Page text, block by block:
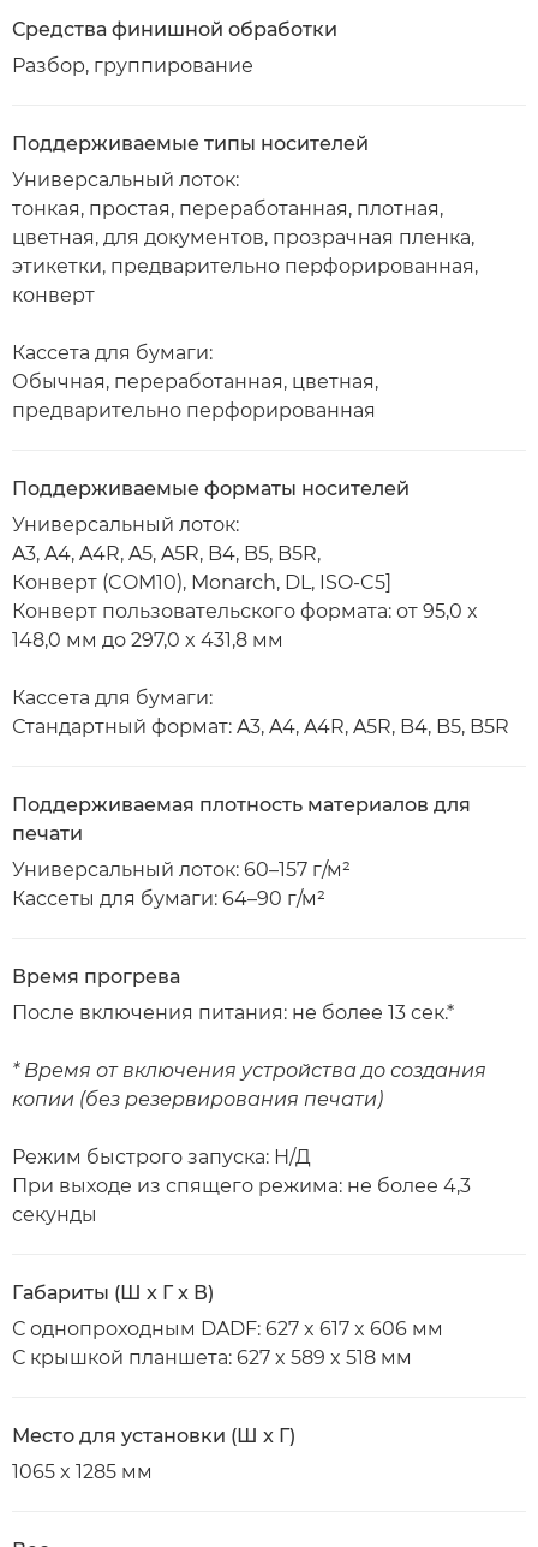
Средства финишной обработки
Разбор, группирование
Поддерживаемые типы носителей
Универсальный лоток:
тонкая, простая, переработанная, плотная,
цветная, для документов, прозрачная пленка,
этикетки, предварительно перфорированная,
конверт
Кассета для бумаги:
Обычная, переработанная, цветная,
предварительно перфорированная
Поддерживаемые форматы носителей
Универсальный лоток:
A3, A4, A4R, A5, A5R, B4, B5, B5R,
Конверт (COM10), Monarch, DL, ISO-C5]
Конверт пользовательского формата: от 95,0 x
148,0 мм до 297,0 x 431,8 мм
Кассета для бумаги:
Стандартный формат: A3, A4, A4R, A5R, B4, B5, B5R
Поддерживаемая плотность материалов для
печати
Универсальный лоток: 60–157 г/м²
Кассеты для бумаги: 64–90 г/м²
Время прогрева
После включения питания: не более 13 сек.*
* Время от включения устройства до создания
копии (без резервирования печати)
Режим быстрого запуска: Н/Д
При выходе из спящего режима: не более 4,3
секунды
Габариты (Ш x Г x В)
С однопроходным DADF: 627 x 617 x 606 мм
С крышкой планшета: 627 x 589 x 518 мм
Место для установки (Ш x Г)
1065 x 1285 мм